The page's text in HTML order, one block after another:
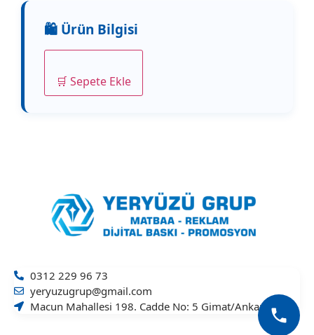
🛒 Sepete Ekle
0312 229 96 73
yeryuzugrup@gmail.com
Macun Mahallesi 198. Cadde No: 5 Gimat/Ankara